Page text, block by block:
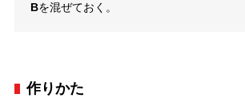
Bを混ぜておく。
作りかた